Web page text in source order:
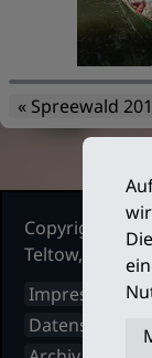
« Spreewald
Copyright
Teltow, 2026.
Impressum
Datenschutz